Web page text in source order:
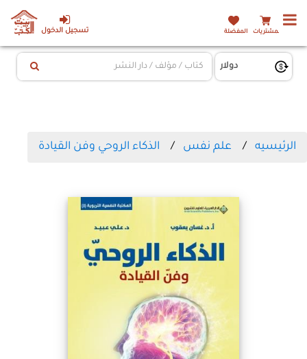
تسجيل الدخول المشتريات المفضلة
الرئيسيه علم نفس الذكاء الروحي وفن القيادة